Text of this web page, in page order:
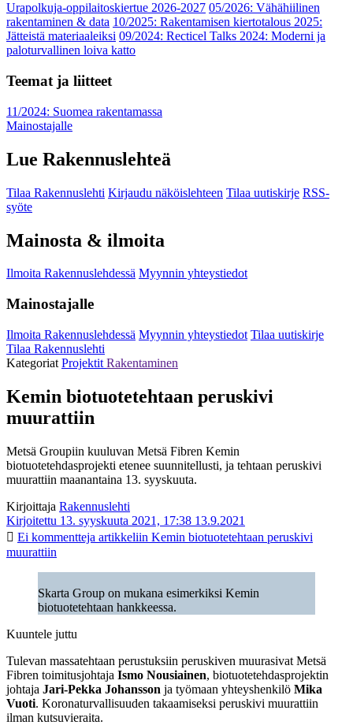
Urapolkuja-oppilaitoskiertue 2026-2027 05/2026: Vähähiilinen
rakentaminen & data 10/2025: Rakentamisen kiertotalous 2025:
Jätteistä materiaaleiksi 09/2024: Recticel Talks 2024: Moderni ja
paloturvallinen loiva katto
Teemat ja liitteet
11/2024: Suomea rakentamassa
Mainostajalle
Lue Rakennuslehteä
Tilaa Rakennuslehti Kirjaudu näköislehteen Tilaa uutiskirje RSS-
syöte
Mainosta & ilmoita
Ilmoita Rakennuslehdessä Myynnin yhteystiedot
Mainostajalle
Ilmoita Rakennuslehdessä Myynnin yhteystiedot Tilaa uutiskirje
Tilaa Rakennuslehti
Kategoriat Projektit Rakentaminen
Kemin biotuotetehtaan peruskivi
muurattiin
Metsä Groupiin kuuluvan Metsä Fibren Kemin
biotuotetehdasprojekti etenee suunnitellusti, ja tehtaan peruskivi
muurattiin maanantaina 13. syyskuuta.
Kirjoittaja Rakennuslehti
Kirjoitettu 13. syyskuuta 2021, 17:38 13.9.2021
Ei kommentteja artikkeliin Kemin biotuotetehtaan peruskivi
muurattiin
Skarta Group on mukana esimerkiksi Kemin
biotuotetehtaan hankkeessa.
Kuuntele juttu
Tulevan massatehtaan perustuksiin peruskiven muurasivat Metsä
Fibren toimitusjohtaja Ismo Nousiainen, biotuotetehdasprojektin
johtaja Jari-Pekka Johansson ja työmaan yhteyshenkilö Mika
Vuoti. Koronaturvallisuuden takaamiseksi peruskivi muurattiin
ilman kutsuvieraita.